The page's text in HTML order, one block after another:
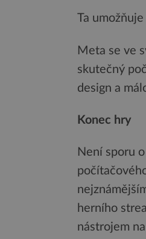
Ta
Meta se ve
skutečný
design a
Konec hry
Není sporu
herního
nástrojem